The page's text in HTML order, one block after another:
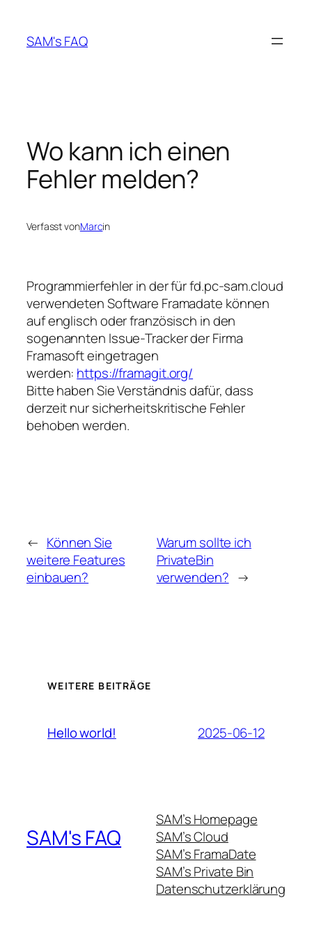
springen
SAM's FAQ
Wo kann ich einen
Fehler melden?
Verfasst vonMarcin
Programmierfehler in der für fd.pc-sam.cloud
verwendeten Software Framadate können
auf englisch oder französisch in den
sogenannten Issue-Tracker der Firma
Framasoft eingetragen
werden: https://framagit.org/
Bitte haben Sie Verständnis dafür, dass
derzeit nur sicherheitskritische Fehler
behoben werden.
← Können Sie
weitere Features
einbauen?
Warum sollte ich
PrivateBin
verwenden? →
WEITERE BEITRÄGE
Hello world! 2025-06-12
SAM's FAQ
SAM’s Homepage
SAM’s Cloud
SAM’s FramaDate
SAM’s Private Bin
Datenschutzerklärung